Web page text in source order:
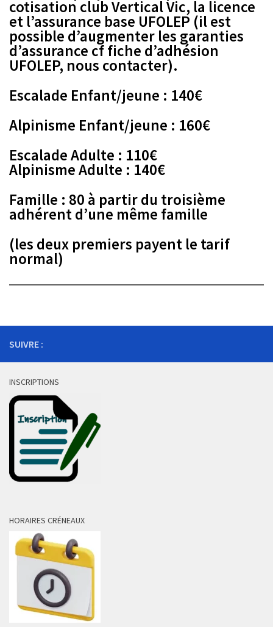
cotisation club Vertical Vic, la licence
et l’assurance base UFOLEP (il est
possible d’augmenter les garanties
d’assurance cf fiche d’adhésion
UFOLEP, nous contacter).
Escalade Enfant/jeune : 140€
Alpinisme Enfant/jeune : 160€
Escalade Adulte : 110€
Alpinisme Adulte : 140€
Famille : 80 à partir du troisième
adhérent d’une même famille
(les deux premiers payent le tarif
normal)
SUIVRE :
INSCRIPTIONS
HORAIRES CRÉNEAUX